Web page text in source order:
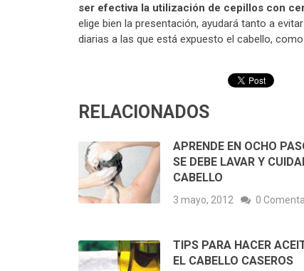
ser efectiva la utilización de cepillos con
elige bien la presentación, ayudará tanto a
diarias a las que está expuesto el cabello,
RELACIONADOS
APRENDE EN OCHO
SE DEBE LAVAR Y
CABELLO
3 mayo, 2012 0
TIPS PARA HACER
EL CABELLO CASEROS